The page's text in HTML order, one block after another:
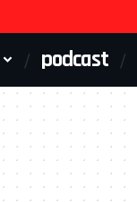
podcast